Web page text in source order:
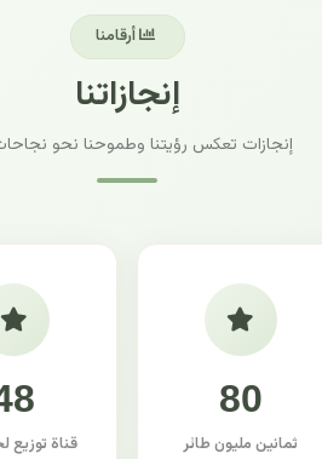
أرقامنا
إنجازاتنا
إنجازات تعكس رؤيتنا وطموحنا نحو
80
ثمانين مليون طائر
قناة توزيع